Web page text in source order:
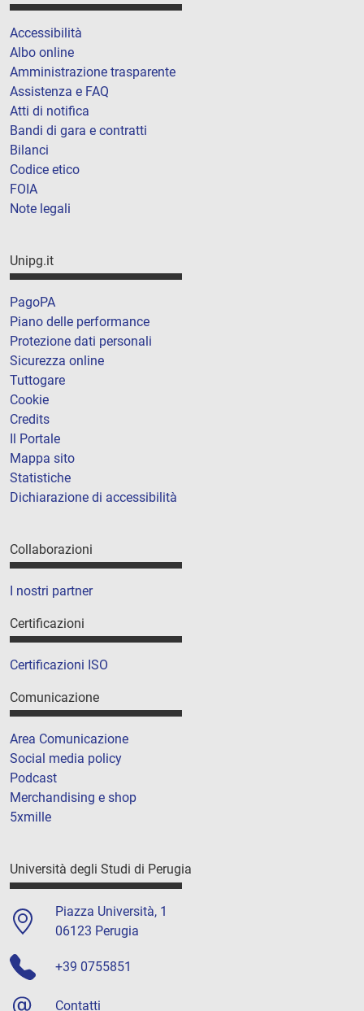
Accessibilità
Albo online
Amministrazione trasparente
Assistenza e FAQ
Atti di notifica
Bandi di gara e contratti
Bilanci
Codice etico
FOIA
Note legali
Unipg.it
PagoPA
Piano delle performance
Protezione dati personali
Sicurezza online
Tuttogare
Cookie
Credits
Il Portale
Mappa sito
Statistiche
Dichiarazione di accessibilità
Collaborazioni
I nostri partner
Certificazioni
Certificazioni ISO
Comunicazione
Area Comunicazione
Social media policy
Podcast
Merchandising e shop
5xmille
Università degli Studi di Perugia
Piazza Università, 1
06123 Perugia
+39 0755851
Contatti